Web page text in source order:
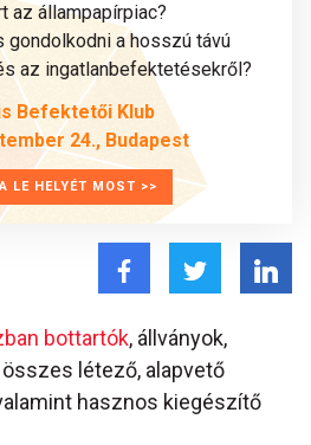
az állampapírpiac?
gondolkodni a hosszú távú
az ingatlanbefektetésekről?
Befektetői Klub
24., Budapest
LE HELYÉT MOST >>
bottartók, állványok,
létező, alapvető
hasznos kiegészítő